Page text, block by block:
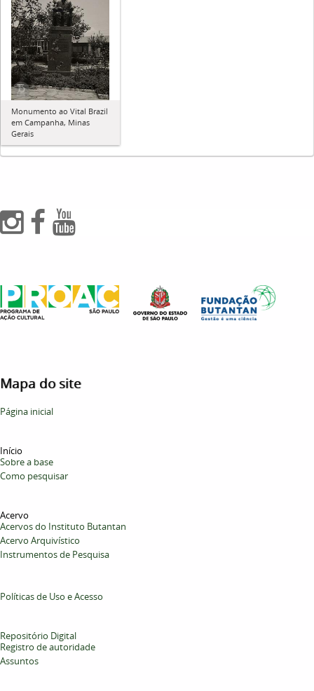
Monumento ao Vital Brazil
em Campanha, Minas
Gerais
Mapa do site
Página inicial
Início
Sobre a base
Como pesquisar
Acervo
Acervos do Instituto Butantan
Acervo Arquivístico
Instrumentos de Pesquisa
Políticas de Uso e Acesso
Repositório Digital
Registro de autoridade
Assuntos